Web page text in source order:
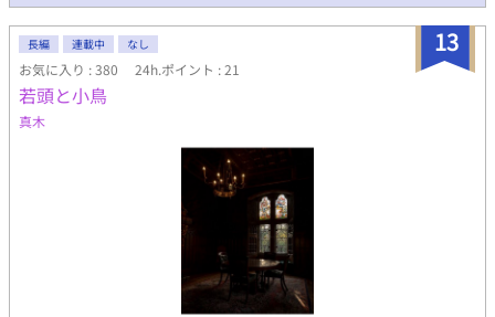
る『すずや』は一部ゴロツキからダークヒーロー的な人気があ
る。しかし毎回単独での犯行で、誰も素顔は知らない。実は現場
近くでファンのゴロツキともすれ違っているが小柄すぎてバレな
い。そのためゴロツキたちはどこからか流れてくる噂で犯行を知
る。最低でも3ヶ月に1回は噂が流れてきたのに突然噂が流れてこ
なくなり、落ち込むゴロツキも少なくはなかった。 三鷹 理(みた
のハイスペックイケメン。学生時代に株に手を出しそれで手に入
れた資金を元手に会社を創設。街中で見かけた鈴也に一目惚れし
て鈴也に執着し、じっくりと罠を張ってついに捕まえることに成
功する。金や名声にそこまで興味はなかったのだが、鈴也を捕ま
えるためにも鈴也の罪を無かったことにするのにも結構役立った
ので会社を創ったことに関しても満足している。 見た目は優男風
のイケメンで物腰も柔らかいが時折猛禽類のような鋭い目つきを
する。能ある鷹は爪を隠すタイプ。 鈴也に対しては基本的には
13
長編 連載中 なし
お気に入り : 380 24h.ポイント : 21
若頭と小鳥
真木